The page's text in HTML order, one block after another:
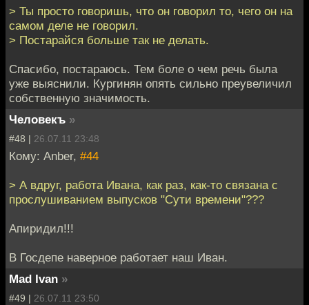
> Ты просто говоришь, что он говорил то, чего он на
самом деле не говорил.
> Постарайся больше так не делать.
Спасибо, постараюсь. Тем боле о чем речь была
уже выяснили. Кургинян опять сильно преувеличил
собственную значимость.
Человекъ »
#48 | 26.07.11 23:48
Кому: Anber, #44
> А вдруг, работа Ивана, как раз, как-то связана с
прослушиванием выпусков "Сути времени"???
Апиридил!!!
В Госдепе наверное работает наш Иван.
Mad Ivan »
#49 | 26.07.11 23:50